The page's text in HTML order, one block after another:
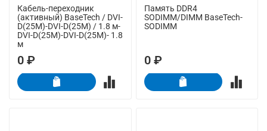
Кабель-переходник
(активный) BaseTech / DVI-
D(25M)-DVI-D(25M) / 1.8 м-
DVI-D(25M)-DVI-D(25M)- 1.8
м
0 ₽
Память DDR4
SODIMM/DIMM BaseTech-
SODIMM
0 ₽